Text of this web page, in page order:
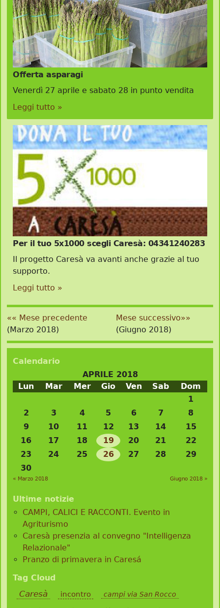
Offerta asparagi
Venerdì 27 aprile e sabato 28 in punto vendita
Leggi tutto »
Per il tuo 5x1000 scegli Caresà: 04341240283
Il progetto Caresà va avanti anche grazie al tuo
supporto.
Leggi tutto »
«« Mese precedente
(Marzo 2018)
Mese successivo»»
(Giugno 2018)
Calendario
APRILE 2018
Lun
Mar Mer Gio Ven Sab
Dom
1
2
3 4 5 6 7
8
9
10 11 12 13 14
15
16
17 18 19 20 21
22
23
24 25 26 27 28
29
30
« Marzo 2018 Giugno 2018 »
Ultime notizie
CAMPI, CALICI E RACCONTI. Evento in
Agriturismo
Caresà presenzia al convegno "Intelligenza
Relazionale"
Pranzo di primavera in Caresá
Tag Cloud
Caresà incontro campi via San Rocco